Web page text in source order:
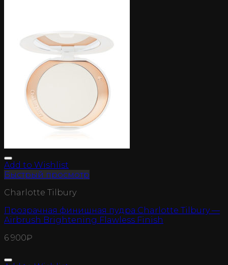
Add to Wishlist
Быстрый просмотр
Charlotte Tilbury
Прозрачная финишная пудра Charlotte Tilbury —
Airbrush Brightening Flawless Finish
6 900₽